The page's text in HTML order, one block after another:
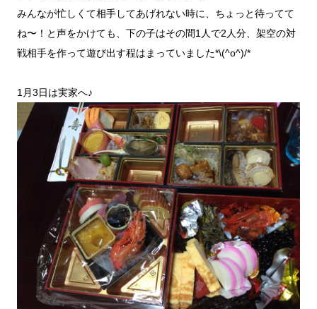
みんなが忙しくて相手してあげれない時に、ちょっと待ってて
ね〜！と声をかけても、下の子はその間1人で2人分、架空の対
戦相手を作って遊び出す程はまっていました*\(^o^)/*
1月3日は実家へ♪